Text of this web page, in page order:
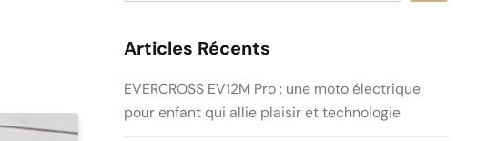
Articles Récents
EVERCROSS EV12M Pro : une moto électrique
pour enfant qui allie plaisir et technologie